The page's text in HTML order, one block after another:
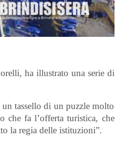
ha illustrato una serie di
tassello di un puzzle molto
che fa l’offerta turistica, che
la regia delle istituzioni”.